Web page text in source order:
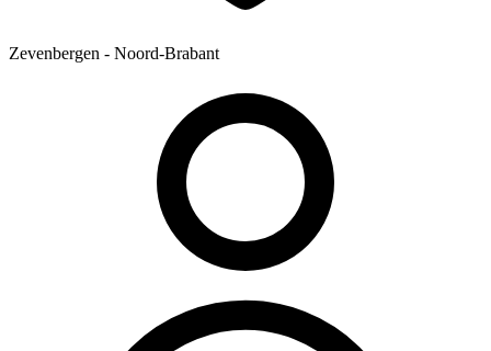
Zevenbergen - Noord-Brabant